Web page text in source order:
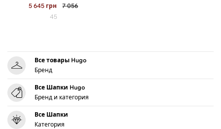
5 645 грн
7 056
45
Все товары Hugo
Бренд
Все Шапки Hugo
Бренд и категория
Все Шапки
Категория